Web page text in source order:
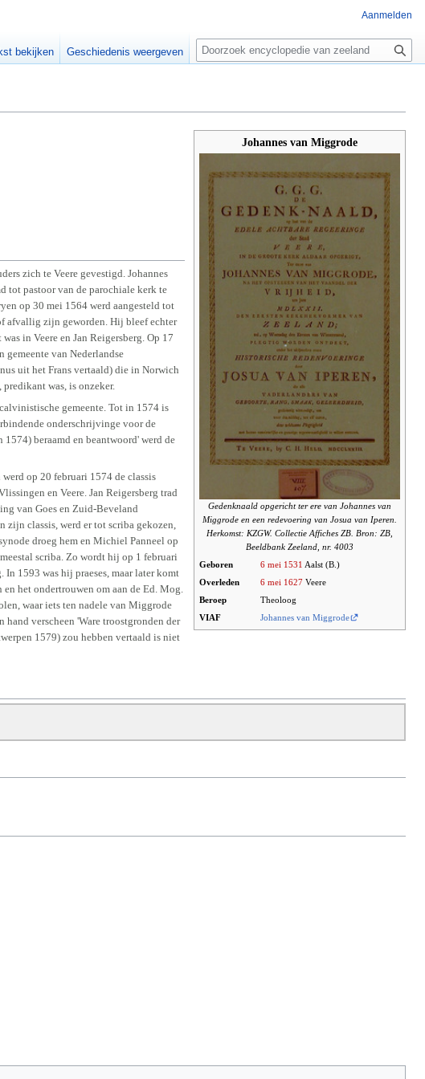
Johannes van Miggrode
Gedenknaald opgericht ter ere van Johannes van
Miggrode en een redevoering van Josua van Iperen.
Herkomst: KZGW. Collectie Affiches ZB. Bron: ZB,
Beeldbank Zeeland, nr. 4003
Geboren
6 mei 1531 Aalst (B.)
Overleden
6 mei 1627 Veere
Beroep
Theoloog
VIAF
Johannes van Miggrode
zich te Veere gevestigd. Johannes
tot pastoor van de parochiale kerk te
op 30 mei 1564 werd aangesteld tot
afvallig zijn geworden. Hij bleef echter
in Veere en Jan Reigersberg. Op 17
gemeente van Nederlandse
uit het Frans vertaald) die in Norwich
was, is onzeker.
gemeente. Tot in 1574 is
onderschrijvinge voor de
beraamd en beantwoord' werd de
op 20 februari 1574 de classis
en Veere. Jan Reigersberg trad
van Goes en Zuid-Beveland
zijn classis, werd er tot scriba gekozen,
droeg hem en Michiel Panneel op
scriba. Zo wordt hij op 1 februari
1593 was hij praeses, maar later komt
het ondertrouwen om aan de Ed. Mog.
waar iets ten nadele van Miggrode
verscheen 'Ware troostgronden der
1579) zou hebben vertaald is niet
Aanmelden
bekijken Geschiedenis weergeven
Z
e